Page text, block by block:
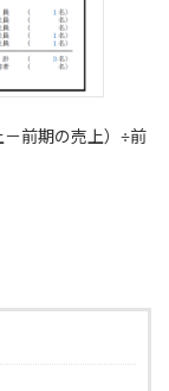
前期の売上）÷前